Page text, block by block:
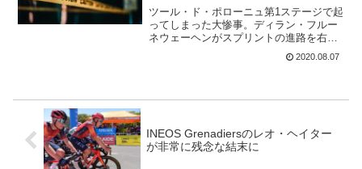
ツール・ド・ポローニュ第1ステージで起
ってしまった大惨事。ディラン・フルー
ネウェーヘンがスプリントの進路を右に
変えて、最後には抜きにかかるファビ
オ・ヤコブセンに肘を出してしまったこ
2020.08.07
INEOS Grenadiersのレオ・ヘイター
が非常に残念な結末に